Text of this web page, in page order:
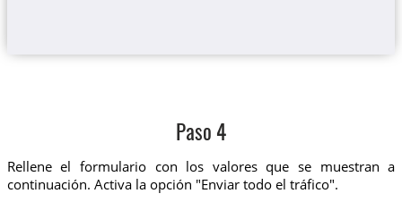
Paso 4
Rellene el formulario con los valores que se muestran a
continuación. Activa la opción "Enviar todo el tráfico".